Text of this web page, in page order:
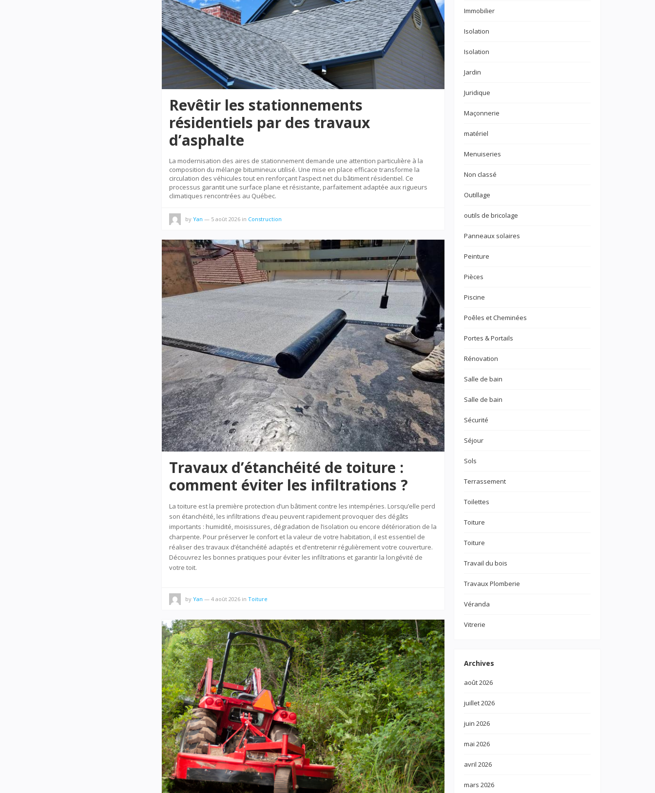
Revêtir les stationnements
résidentiels par des travaux
d’asphalte
La modernisation des aires de stationnement demande une attention particulière à la
composition du mélange bitumineux utilisé. Une mise en place efficace transforme la
circulation des véhicules tout en renforçant l’aspect net du bâtiment résidentiel. Ce
processus garantit une surface plane et résistante, parfaitement adaptée aux rigueurs
climatiques rencontrées au Québec.
by Yan — 5 août 2026 in Construction
Travaux d’étanchéité de toiture :
comment éviter les infiltrations ?
La toiture est la première protection d’un bâtiment contre les intempéries. Lorsqu’elle perd
son étanchéité, les infiltrations d’eau peuvent rapidement provoquer des dégâts
importants : humidité, moisissures, dégradation de l’isolation ou encore détérioration de la
charpente. Pour préserver le confort et la valeur de votre habitation, il est essentiel de
réaliser des travaux d’étanchéité adaptés et d’entretenir régulièrement votre couverture.
Découvrez les bonnes pratiques pour éviter les infiltrations et garantir la longévité de
votre toit.
by Yan — 4 août 2026 in Toiture
Immobilier
Isolation
Isolation
Jardin
Juridique
Maçonnerie
matériel
Menuiseries
Non classé
Outillage
outils de bricolage
Panneaux solaires
Peinture
Pièces
Piscine
Poêles et Cheminées
Portes & Portails
Rénovation
Salle de bain
Salle de bain
Sécurité
Séjour
Sols
Terrassement
Toilettes
Toiture
Toiture
Travail du bois
Travaux Plomberie
Véranda
Vitrerie
Archives
août 2026
juillet 2026
juin 2026
mai 2026
avril 2026
mars 2026